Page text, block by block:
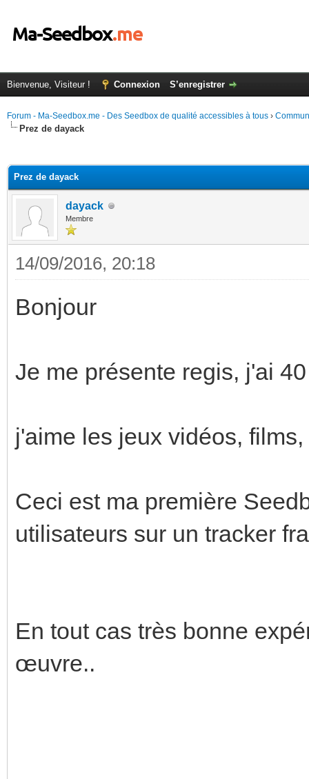
Bienvenue, Visiteur ! Connexion S’enregistrer
Forum - Ma-Seedbox.me - Des Seedbox de qualité accessibles à tous ›
Prez de dayack
Prez de dayack
dayack
Membre
14/09/2016, 20:18
Bonjour
Je me présente regis, j'ai
j'aime les jeux vidéos,
Ceci est ma première
utilisateurs sur un tracker
En tout cas très bonne
œuvre..